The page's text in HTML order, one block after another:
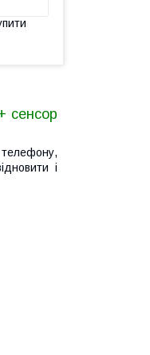
сенсор
телефону,
і